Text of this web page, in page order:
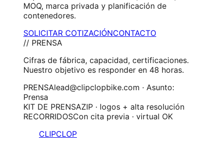
MOQ, marca privada y planificación de
contenedores.
SOLICITAR COTIZACIÓNCONTACTO
// PRENSA
Cifras de fábrica, capacidad, certificaciones.
Nuestro objetivo es responder en 48 horas.
PRENSAlead@clipclopbike.com · Asunto:
Prensa
KIT DE PRENSAZIP · logos + alta resolución
RECORRIDOSCon cita previa · virtual OK
CLIPCLOP